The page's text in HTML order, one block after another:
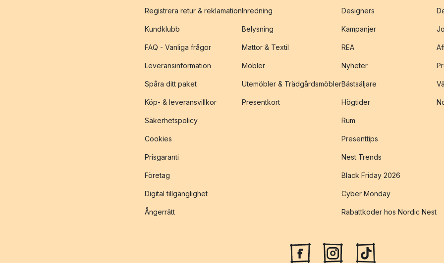
Registrera retur & reklamation
Kundklubb
FAQ - Vanliga frågor
Leveransinformation
Spåra ditt paket
Köp- & leveransvillkor
Säkerhetspolicy
Cookies
Prisgaranti
Företag
Digital tillgänglighet
Ångerrätt
Inredning
Belysning
Mattor & Textil
Möbler
Utemöbler & Trädgårdsmöbler
Presentkort
Designers
Kampanjer
REA
Nyheter
Bästsäljare
Högtider
Rum
Presenttips
Nest Trends
Black Friday 2026
Cyber Monday
Rabattkoder hos Nordic Nest